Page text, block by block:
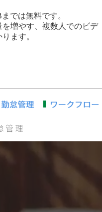
では無料です。
増やす、複数人でのビデ
ます。